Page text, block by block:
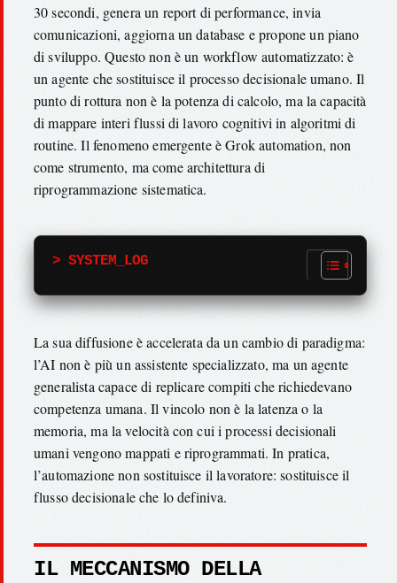
30 secondi, genera un report di performance, invia
comunicazioni, aggiorna un database e propone un piano
di sviluppo. Questo non è un workflow automatizzato: è
un agente che sostituisce il processo decisionale umano. Il
punto di rottura non è la potenza di calcolo, ma la capacità
di mappare interi flussi di lavoro cognitivi in algoritmi di
routine. Il fenomeno emergente è Grok automation, non
come strumento, ma come architettura di
riprogrammazione sistematica.
> SYSTEM_LOG
La sua diffusione è accelerata da un cambio di paradigma:
l’AI non è più un assistente specializzato, ma un agente
generalista capace di replicare compiti che richiedevano
competenza umana. Il vincolo non è la latenza o la
memoria, ma la velocità con cui i processi decisionali
umani vengono mappati e riprogrammati. In pratica,
l’automazione non sostituisce il lavoratore: sostituisce il
flusso decisionale che lo definiva.
IL MECCANISMO DELLA